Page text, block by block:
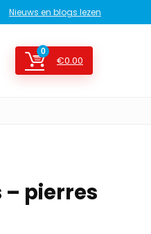
Nieuws en blogs lezen
0
€0.00
pierres